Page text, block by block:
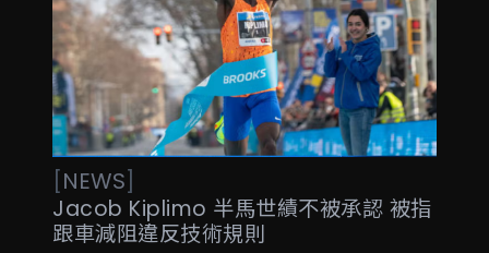
[NEWS]
Jacob Kiplimo 半馬世績不被承認 被指
跟車減阻違反技術規則